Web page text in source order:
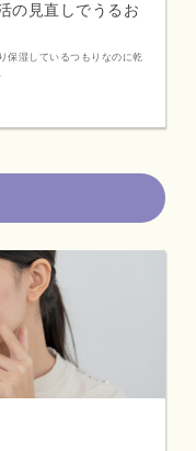
の見直しでうるお
保湿しているつもりなのに乾